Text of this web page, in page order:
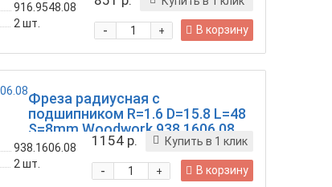
916.9548.08
2шт.
+
- В корзину
Фреза радиусная с
подшипником R=1.6 D=15.8 L=48
S=8mm Woodwork 938.1606.08
938.1606.08
2шт.
1154 р. Купить в 1 клик
+
- В корзину